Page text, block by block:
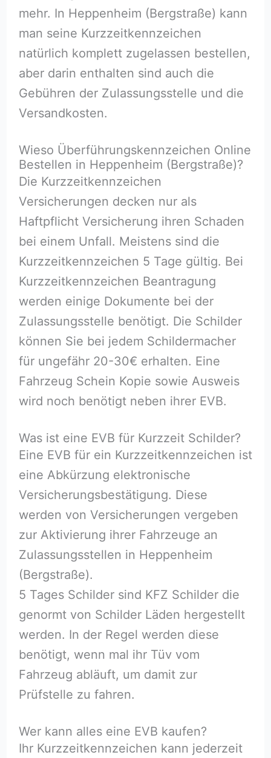
mehr. In Heppenheim (Bergstraße) kann
man seine Kurzzeitkennzeichen
natürlich komplett zugelassen bestellen,
aber darin enthalten sind auch die
Gebühren der Zulassungsstelle und die
Versandkosten.
Wieso Überführungskennzeichen Online
Bestellen in Heppenheim (Bergstraße)?
Die Kurzzeitkennzeichen
Versicherungen decken nur als
Haftpflicht Versicherung ihren Schaden
bei einem Unfall. Meistens sind die
Kurzzeitkennzeichen 5 Tage gültig. Bei
Kurzzeitkennzeichen Beantragung
werden einige Dokumente bei der
Zulassungsstelle benötigt. Die Schilder
können Sie bei jedem Schildermacher
für ungefähr 20-30€ erhalten. Eine
Fahrzeug Schein Kopie sowie Ausweis
wird noch benötigt neben ihrer EVB.
Was ist eine EVB für Kurzzeit Schilder?
Eine EVB für ein Kurzzeitkennzeichen ist
eine Abkürzung elektronische
Versicherungsbestätigung. Diese
werden von Versicherungen vergeben
zur Aktivierung ihrer Fahrzeuge an
Zulassungsstellen in Heppenheim
(Bergstraße).
5 Tages Schilder sind KFZ Schilder die
genormt von Schilder Läden hergestellt
werden. In der Regel werden diese
benötigt, wenn mal ihr Tüv vom
Fahrzeug abläuft, um damit zur
Prüfstelle zu fahren.
Wer kann alles eine EVB kaufen?
Ihr Kurzzeitkennzeichen kann jederzeit